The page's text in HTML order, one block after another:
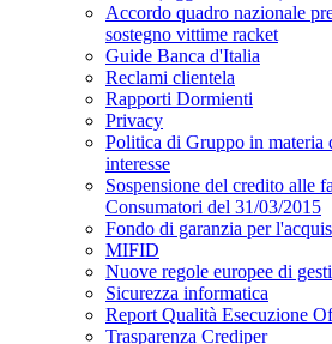
Accordo quadro nazionale
sostegno vittime racket
Guide Banca d'Italia
Reclami clientela
Rapporti Dormienti
Privacy
Politica di Gruppo in materia
interesse
Sospensione del credito alle
Consumatori del 31/03/2015
Fondo di garanzia per
MIFID
Nuove regole europee di
Sicurezza informatica
Report Qualità Esecuzione
Trasparenza Crediper